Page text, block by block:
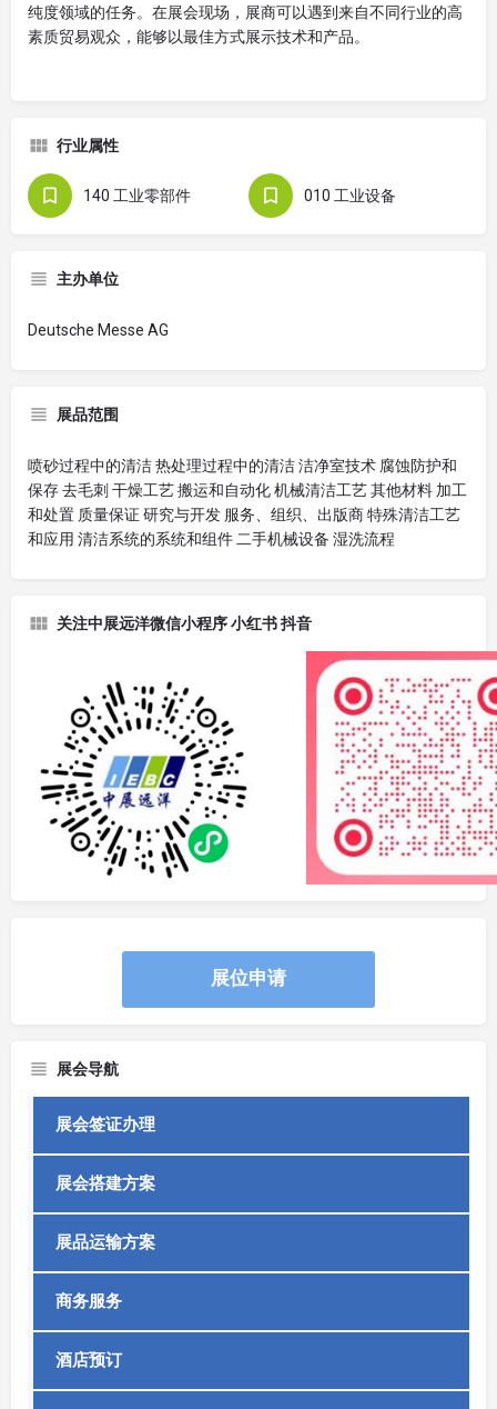
纯度领域的任务。在展会现场，展商可以遇到来自不同行业的高
素质贸易观众，能够以最佳方式展示技术和产品。
行业属性
140 工业零部件 010 工业设备
主办单位
Deutsche Messe AG
展品范围
喷砂过程中的清洁 热处理过程中的清洁 洁净室技术 腐蚀防护和
保存 去毛刺 干燥工艺 搬运和自动化 机械清洁工艺 其他材料 加工
和处置 质量保证 研究与开发 服务、组织、出版商 特殊清洁工艺
和应用 清洁系统的系统和组件 二手机械设备 湿洗流程
关注中展远洋微信小程序 小红书 抖音
展位申请
展会导航
展会签证办理
展会搭建方案
展品运输方案
商务服务
酒店预订